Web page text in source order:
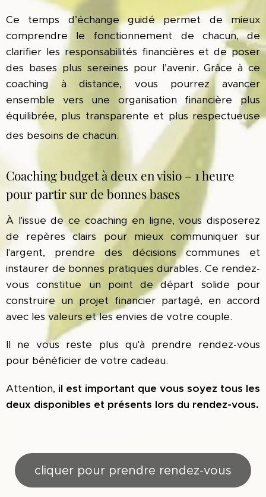
Ce temps d’échange guidé permet de mieux
comprendre le fonctionnement de chacun, de
clarifier les responsabilités financières et de poser
des bases plus sereines pour l’avenir. Grâce à ce
coaching à distance, vous pourrez avancer
ensemble vers une organisation financière plus
équilibrée, plus transparente et plus respectueuse
des besoins de chacun.
Coaching budget à deux en visio – 1 heure
pour partir sur de bonnes bases
À l'issue de ce coaching en ligne, vous disposerez
de repères clairs pour mieux communiquer sur
l'argent, prendre des décisions communes et
instaurer de bonnes pratiques durables. Ce rendez-
vous constitue un point de départ solide pour
construire un projet financier partagé, en accord
avec les valeurs et les envies de votre couple.
Il ne vous reste plus qu'à prendre rendez-vous
pour bénéficier de votre cadeau.
Attention, il est important que vous soyez tous les
deux disponibles et présents lors du rendez-vous.
cliquer pour prendre rendez-vous